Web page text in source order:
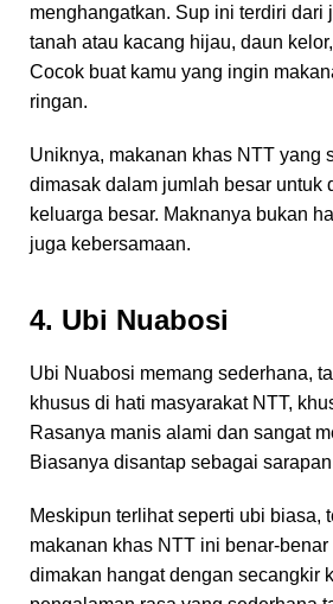
menghangatkan. Sup ini terdiri dari
tanah atau kacang hijau, daun
Cocok buat kamu yang ingin
ringan.
Uniknya, makanan khas NTT yang
dimasak dalam jumlah besar untuk
keluarga besar. Maknanya bukan
juga kebersamaan.
4. Ubi Nuabosi
Ubi Nuabosi memang sederhana,
khusus di hati masyarakat NTT,
Rasanya manis alami dan sangat
Biasanya disantap sebagai
Meskipun terlihat seperti ubi biasa,
makanan khas NTT ini benar-
dimakan hangat dengan secangkir